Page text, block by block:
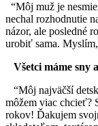
“Môj muž je
nechal rozhodnutie
názor, ale posledné
urobiť sama.
Všetci máme sny
“Môj najväčší
môžem viac chcieť?
rokov! Ďakujem